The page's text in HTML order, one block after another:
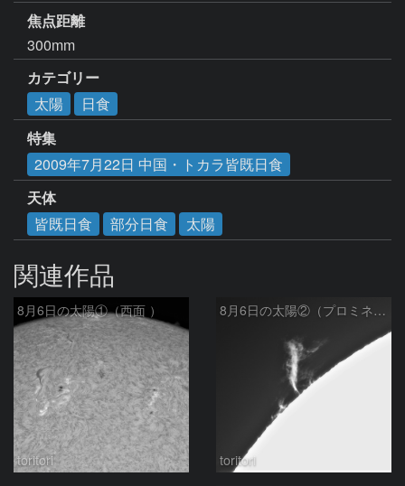
焦点距離
300mm
カテゴリー
太陽
日食
特集
2009年7月22日 中国・トカラ皆既日食
天体
皆既日食
部分日食 太陽
関連作品
8月6日の太陽①（西面 ）
toritori
8月6日の太陽②（プロミネン北東縁 ）
toritori